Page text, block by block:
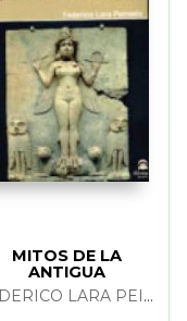
MITOS DE LA
ANTIGUA
MESOPOTAMIA
FEDERICO LARA PEINADO